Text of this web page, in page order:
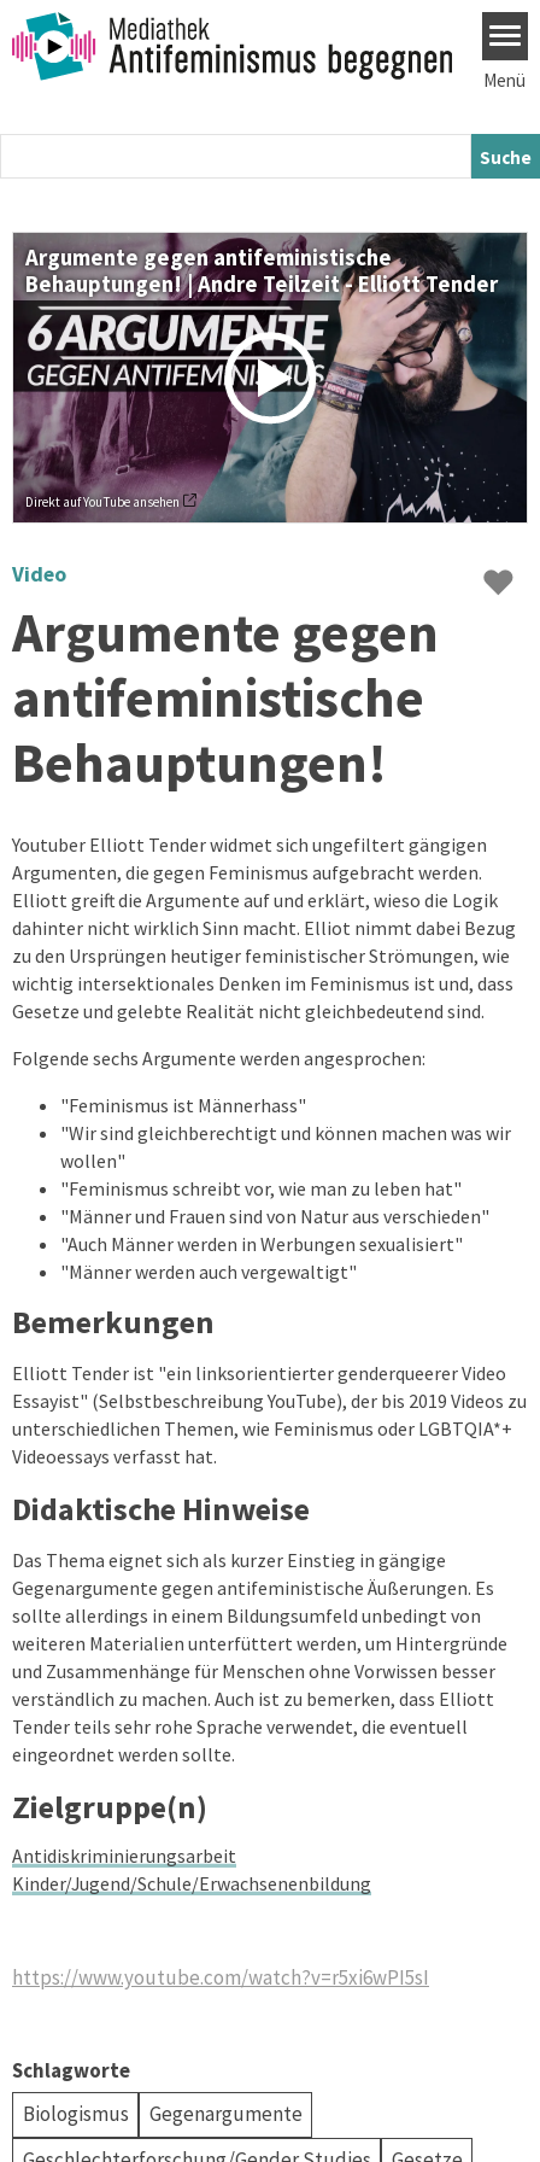
Direkt zum Inhalt
Menü
Argumente gegen antifeministische
Behauptungen! | Andre Teilzeit - Elliott Tender
Direkt auf YouTube ansehen
Video
Argumente gegen
antifeministische
Behauptungen!
♥
Youtuber Elliott Tender widmet sich ungefiltert gängigen
Argumenten, die gegen Feminismus aufgebracht werden.
Elliott greift die Argumente auf und erklärt, wieso die Logik
dahinter nicht wirklich Sinn macht. Elliot nimmt dabei Bezug
zu den Ursprüngen heutiger feministischer Strömungen, wie
wichtig intersektionales Denken im Feminismus ist und, dass
Gesetze und gelebte Realität nicht gleichbedeutend sind.
Folgende sechs Argumente werden angesprochen:
"Feminismus ist Männerhass"
"Wir sind gleichberechtigt und können machen was wir
wollen"
"Feminismus schreibt vor, wie man zu leben hat"
"Männer und Frauen sind von Natur aus verschieden"
"Auch Männer werden in Werbungen sexualisiert"
"Männer werden auch vergewaltigt"
Bemerkungen
Elliott Tender ist "ein linksorientierter genderqueerer Video
Essayist" (Selbstbeschreibung YouTube), der bis 2019 Videos zu
unterschiedlichen Themen, wie Feminismus oder LGBTQIA*+
Videoessays verfasst hat.
Didaktische Hinweise
Das Thema eignet sich als kurzer Einstieg in gängige
Gegenargumente gegen antifeministische Äußerungen. Es
sollte allerdings in einem Bildungsumfeld unbedingt von
weiteren Materialien unterfüttert werden, um Hintergründe
und Zusammenhänge für Menschen ohne Vorwissen besser
verständlich zu machen. Auch ist zu bemerken, dass Elliott
Tender teils sehr rohe Sprache verwendet, die eventuell
eingeordnet werden sollte.
Zielgruppe(n)
Antidiskriminierungsarbeit
Kinder/Jugend/Schule/Erwachsenenbildung
https://www.youtube.com/watch?v=r5xi6wPI5sI
Schlagworte
Biologismus
Gegenargumente